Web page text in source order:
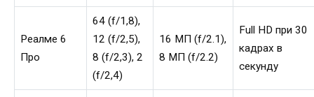
Реалме 6
Про
64 (f/1,8),
12 (f/2,5),
8 (f/2,3), 2
(f/2,4)
16 МП (f/2.1),
8 МП (f/2.2)
Full HD при 30
кадрах в
секунду